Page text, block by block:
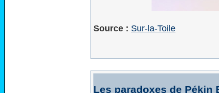
Source : Sur-la-Toile
Les paradoxes de Pékin